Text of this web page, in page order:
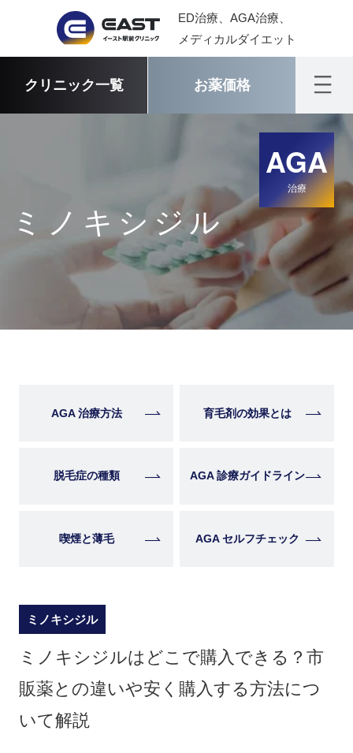
ED治療、AGA治療、
メディカルダイエット
クリニック一覧 お薬価格
AGA
治療
ミノキシジル
AGA 治療方法 育毛剤の効果とは
脱毛症の種類 AGA 診療ガイドライン
喫煙と薄毛 AGA セルフチェック
ミノキシジル
ミノキシジルはどこで購入できる？市
販薬との違いや安く購入する方法につ
いて解説